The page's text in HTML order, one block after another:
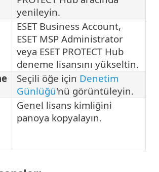
yenileyin.
ESET Business Account,
ESET MSP Administrator
veya ESET PROTECT Hub
deneme lisansını yükseltin.
Seçili öğe için Denetim
Günlüğü'nü görüntüleyin.
Genel lisans kimliğini
panoya kopyalayın.